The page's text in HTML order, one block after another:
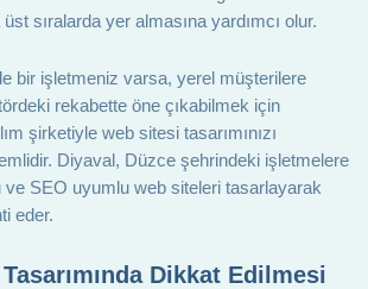
sıralarda yer almasına yardımcı olur.
bir işletmeniz varsa, yerel müşterilere
rekabette öne çıkabilmek için
şirketiyle web sitesi tasarımınızı
Diyaval, Düzce şehrindeki işletmelere
ve SEO uyumlu web siteleri tasarlayarak
eder.
Dikkat Edilmesi